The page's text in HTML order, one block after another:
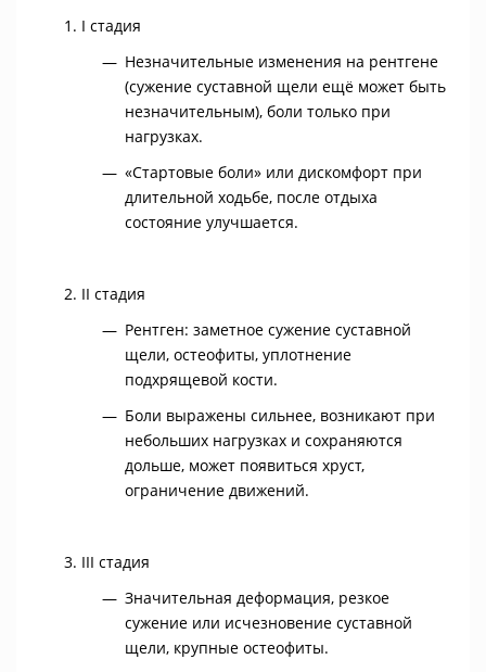
I стадия
Незначительные изменения на рентгене
(сужение суставной щели ещё может быть
незначительным), боли только при
нагрузках.
«Стартовые боли» или дискомфорт при
длительной ходьбе, после отдыха
состояние улучшается.
II стадия
Рентген: заметное сужение суставной
щели, остеофиты, уплотнение
подхрящевой кости.
Боли выражены сильнее, возникают при
небольших нагрузках и сохраняются
дольше, может появиться хруст,
ограничение движений.
III стадия
Значительная деформация, резкое
сужение или исчезновение суставной
щели, крупные остеофиты.